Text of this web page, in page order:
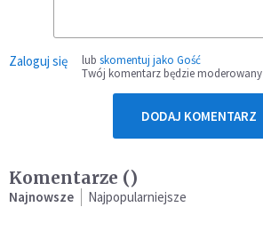
Zaloguj się lub skomentuj jako Gość
Twój komentarz będzie moderowany
DODAJ KOMENTARZ
Komentarze ()
Najnowsze Najpopularniejsze